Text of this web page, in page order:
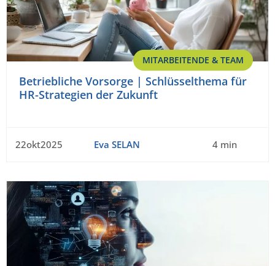
MITARBEITENDE & TEAM
Betriebliche Vorsorge | Schlüsselthema für
HR-Strategien der Zukunft
22okt2025 Eva SELAN 4 min